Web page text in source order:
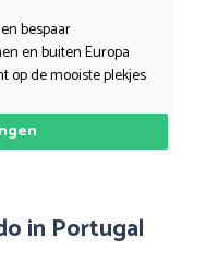
bespaar
en buiten Europa
op de mooiste plekjes
in Portugal